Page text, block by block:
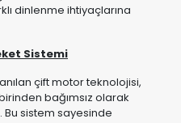
çift motor teknolojisi,
bağımsız olarak
yalnızca ayak